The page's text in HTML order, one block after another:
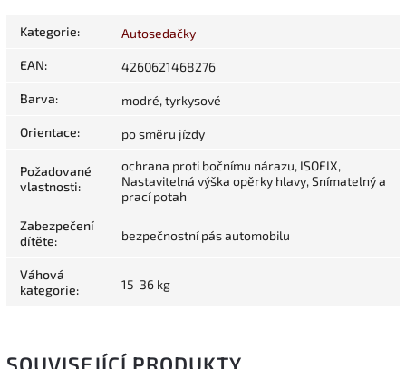
Kategorie: Autosedačky
EAN: 4260621468276
Barva: modré, tyrkysové
Orientace: po směru jízdy
Požadované
vlastnosti:
ochrana proti bočnímu nárazu, ISOFIX,
Nastavitelná výška opěrky hlavy, Snímatelný a
prací potah
Zabezpečení
dítěte: bezpečnostní pás automobilu
Váhová
kategorie: 15-36 kg